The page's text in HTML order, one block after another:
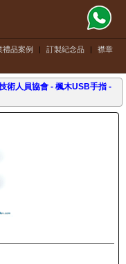
禮品案例 | 訂製紀念品 |
襟章
術人員協會 - 楓木USB手指 -